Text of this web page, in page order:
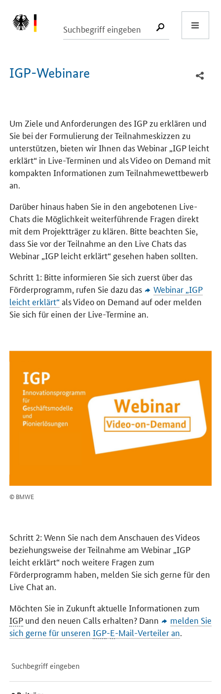
SUCHE
IGP-Webinare
Um Ziele und Anforderungen des IGP zu erklären und
Sie bei der Formulierung der Teilnahmeskizzen zu
unterstützen, bieten wir Ihnen das Webinar „IGP leicht
erklärt“ in Live-Terminen und als Video on Demand mit
kompakten Informationen zum Teilnahmewettbewerb
an.
Darüber hinaus haben Sie in den angebotenen Live-
Chats die Möglichkeit weiterführende Fragen direkt
mit dem Projektträger zu klären. Bitte beachten Sie,
dass Sie vor der Teilnahme an den Live Chats das
Webinar „IGP leicht erklärt“ gesehen haben sollten.
Schritt 1: Bitte informieren Sie sich zuerst über das
Förderprogramm, rufen Sie dazu das
Webinar „IGP
leicht erklärt“als Video on Demand auf oder melden
Sie sich für einen der Live-Termine an.
© BMWE
Schritt 2: Wenn Sie nach dem Anschauen des Videos
beziehungsweise der Teilnahme am Webinar „IGP
leicht erklärt“ noch weitere Fragen zum
Förderprogramm haben, melden Sie sich gerne für den
Live Chat an.
Möchten Sie in Zukunft aktuelle Informationen zum
IGP und den neuen Calls erhalten? Dann
melden Sie
sich gerne für unserenIGP-E-Mail-Verteiler an.
Suche
Suchfeld